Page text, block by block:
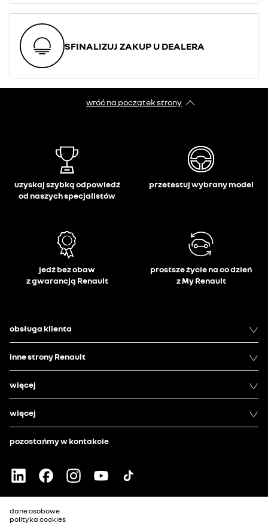
SFINALIZUJ ZAKUP U DEALERA
wróć na początek strony
uzyskaj szybką odpowiedź
od naszych specjalistów
przetestuj wybrany model
jedź bez obaw
z gwarancją Renault
prostsze życie na co dzień
z My Renault
obsługa klienta
inne strony Renault
więcej
więcej
pozostańmy w kontakcie
dane osobowe
polityka cookies